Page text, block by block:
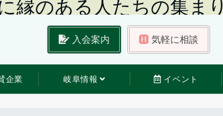
縁のある人たちの集まり
気軽に相談
入会案内
企業 岐阜情報 イベント